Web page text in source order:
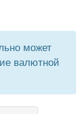
может
валютной